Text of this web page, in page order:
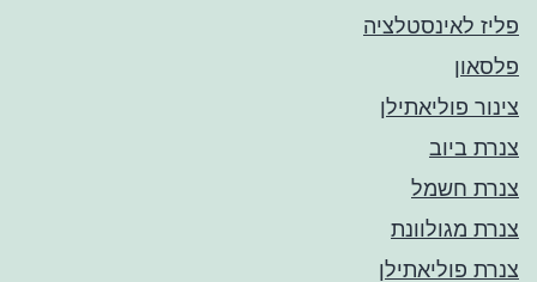
פליז לאינסטלציה
פלסאון
צינור פוליאתילן
צנרת ביוב
צנרת חשמל
צנרת מגולוונת
צנרת פוליאתילן